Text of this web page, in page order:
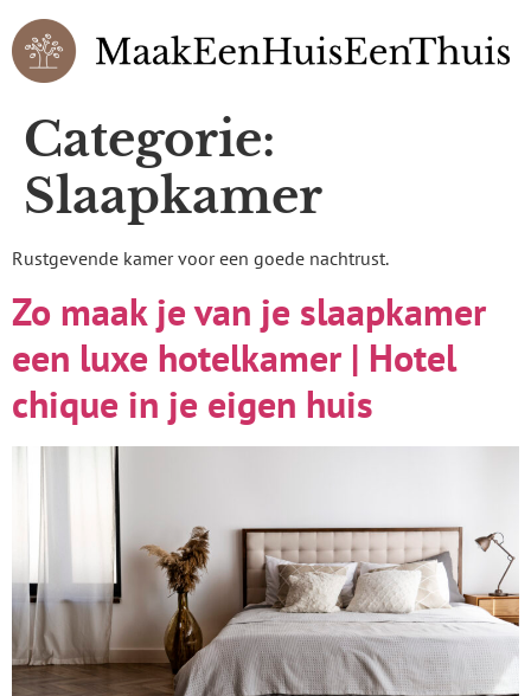
Categorie:
Slaapkamer
Rustgevende kamer voor een goede nachtrust.
Zo maak je van je slaapkamer
een luxe hotelkamer | Hotel
chique in je eigen huis